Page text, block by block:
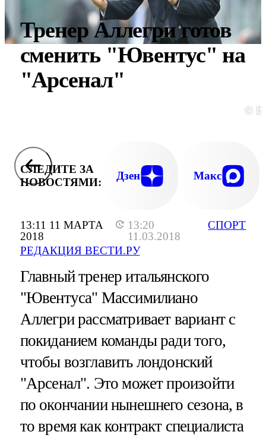
13:11 11 МАРТА
2018
13:20
11.03.2018
РЕДАКЦИЯ ВЕСТИ.РУ
СПОРТ
Тренер Аллегри готов
сменить "Ювентус" на
"Арсенал"
©
СЛЕДИТЕ ЗА
НОВОСТЯМИ:
Дзен Макс
Главный тренер итальянского
"Ювентуса" Массимилиано
Аллегри рассматривает вариант с
покиданием команды ради того,
чтобы возглавить лондонский
"Арсенал". Это может произойти
по окончании нынешнего сезона, в
то время как контракт специалиста